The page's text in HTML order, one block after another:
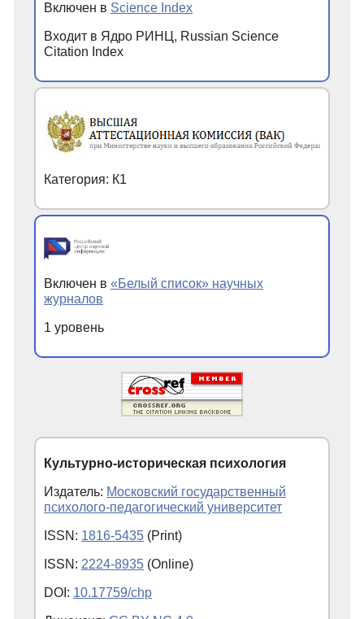
Включен в Science Index
Входит в Ядро РИНЦ, Russian Science
Citation Index
Категория: К1
Включен в «Белый список» научных
журналов
1 уровень
Культурно-историческая психология
Издатель: Московский государственный
психолого-педагогический университет
ISSN: 1816-5435 (Print)
ISSN: 2224-8935 (Online)
DOI: 10.17759/chp